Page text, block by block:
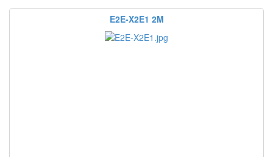
E2E-X5F1 2M và mạch tạo độ trễ:
E2E-X2E1 2M